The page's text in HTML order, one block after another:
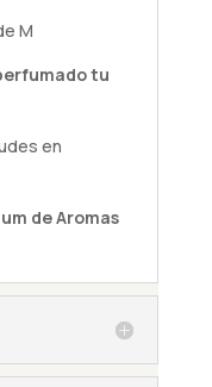
M
tu
en
de Aromas